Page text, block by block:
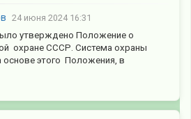
24 июня 2024 16:31
утверждено Положение о
охране СССР. Система охраны
основе этого Положения, в